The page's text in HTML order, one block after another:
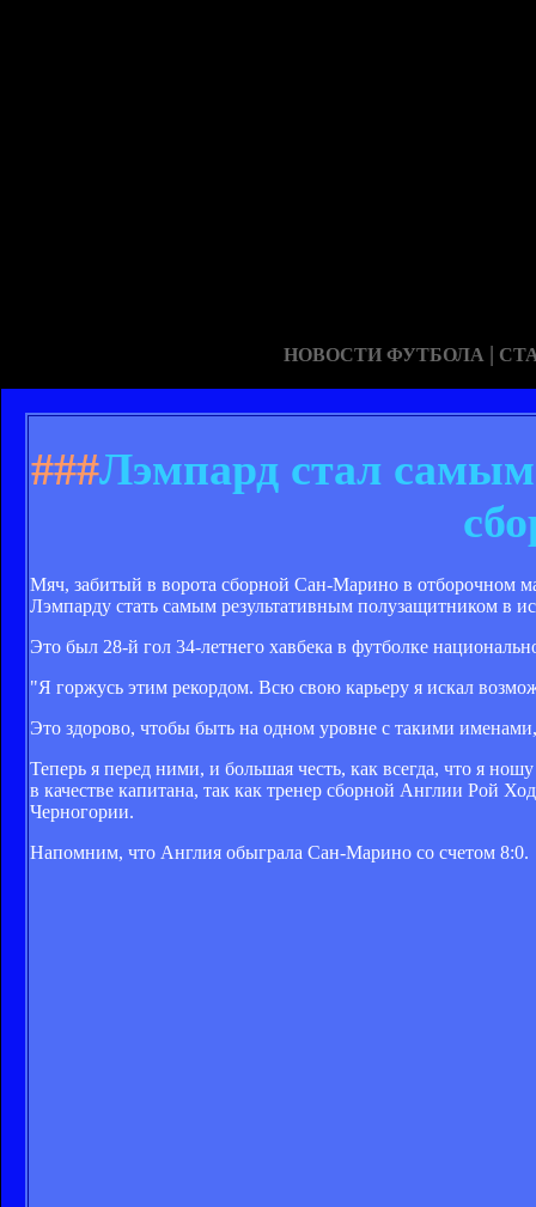
НОВОСТИ ФУТБОЛА |
###Лэмпард стал
Мяч, забитый в ворота сборной Сан-Марино в отборочном
Лэмпарду стать самым результативным полузащитником в
Это был 28-й гол 34-летнего хавбека в футболке
"Я горжусь этим рекордом. Всю свою карьеру я искал
Это здорово, чтобы быть на одном уровне с такими
Теперь я перед ними, и большая честь, как всегда, что я
в качестве капитана, так как тренер сборной Англии Рой
Черногории.
Напомним, что Англия обыграла Сан-Марино со счетом 8:0.